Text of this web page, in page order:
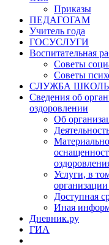
Приказы
ПЕДАГОГАМ
Учитель года
ГОСУСЛУГИ
Воспитательная
Советы
Советы
СЛУЖБА
Сведения об
оздоровлении
Об
Услуги, в
Доступная
Иная
Дневник.ру
ГИА